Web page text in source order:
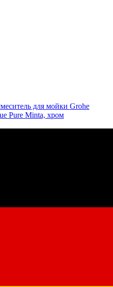
для мойки Grohe
Pure Minta, хром